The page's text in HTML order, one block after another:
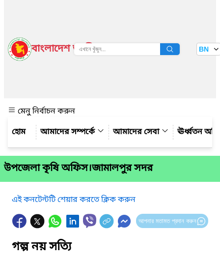
বাংলাদেশ জাতীয় তথ্য বাতায়ন BN
মেনু নির্বাচন করুন
আমাদের সম্পর্কে
আমাদের সেবা ঊর্ধ্বতন
উপজেলা কৃষি অফিস।জামালপুর সদর
এই কনটেন্টটি শেয়ার করতে ক্লিক করুন
আপনার মতামত প্রদান করুন
গল্প নয় সত্যি